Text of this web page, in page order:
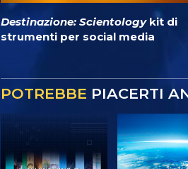
Destinazione: Scientologykit di
strumenti per social media
POTREBBE PIACERTI